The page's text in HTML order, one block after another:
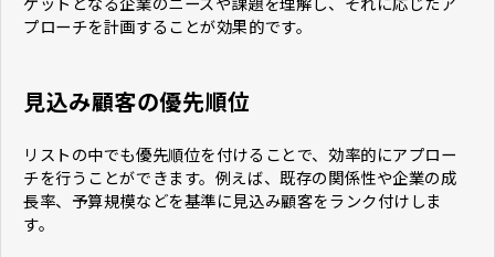
プローチを計画することが効果的です。
見込み顧客の優先順位
リストの中でも優先順位を付けることで、効率的にアプロー
チを行うことができます。例えば、既存の関係性や企業の成
長率、予算規模などを基準に見込み顧客をランク付けしま
す。